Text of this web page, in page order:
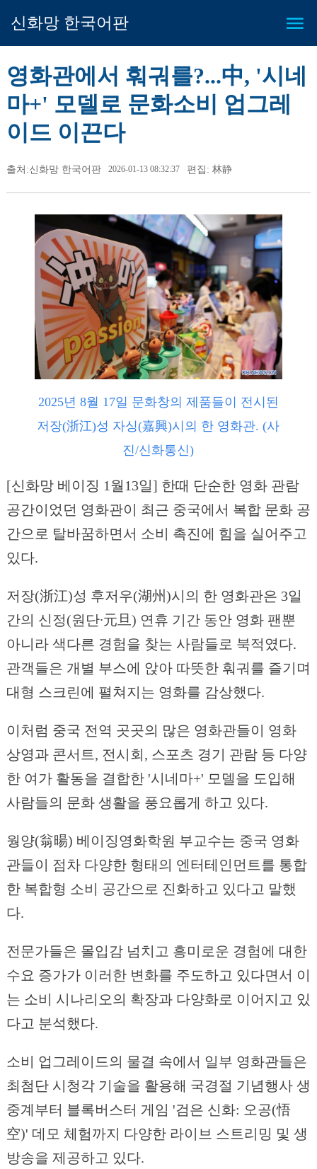
신화망 한국어판
영화관에서 훠궈를?...中, '시네
마+' 모델로 문화소비 업그레
이드 이끈다
출처:신화망 한국어판 2026-01-13 08:32:37 편집: 林静
2025년 8월 17일 문화창의 제품들이 전시된
저장(浙江)성 자싱(嘉興)시의 한 영화관. (사
진/신화통신)
[신화망 베이징 1월13일] 한때 단순한 영화 관람
공간이었던 영화관이 최근 중국에서 복합 문화 공
간으로 탈바꿈하면서 소비 촉진에 힘을 실어주고
있다.
저장(浙江)성 후저우(湖州)시의 한 영화관은 3일
간의 신정(원단∙元旦) 연휴 기간 동안 영화 팬뿐
아니라 색다른 경험을 찾는 사람들로 북적였다.
관객들은 개별 부스에 앉아 따뜻한 훠궈를 즐기며
대형 스크린에 펼쳐지는 영화를 감상했다.
이처럼 중국 전역 곳곳의 많은 영화관들이 영화
상영과 콘서트, 전시회, 스포츠 경기 관람 등 다양
한 여가 활동을 결합한 '시네마+' 모델을 도입해
사람들의 문화 생활을 풍요롭게 하고 있다.
웡양(翁暘) 베이징영화학원 부교수는 중국 영화
관들이 점차 다양한 형태의 엔터테인먼트를 통합
한 복합형 소비 공간으로 진화하고 있다고 말했
다.
전문가들은 몰입감 넘치고 흥미로운 경험에 대한
수요 증가가 이러한 변화를 주도하고 있다면서 이
는 소비 시나리오의 확장과 다양화로 이어지고 있
다고 분석했다.
소비 업그레이드의 물결 속에서 일부 영화관들은
최첨단 시청각 기술을 활용해 국경절 기념행사 생
중계부터 블록버스터 게임 '검은 신화: 오공(悟
空)' 데모 체험까지 다양한 라이브 스트리밍 및 생
방송을 제공하고 있다.